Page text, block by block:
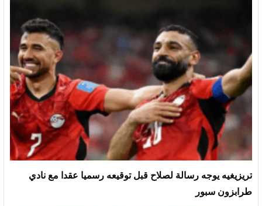
تريزيغيه يوجه رسالة لصلاح قبل توقيعه رسميا عقدا مع نادي
طرابزون سبور